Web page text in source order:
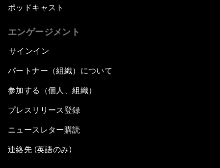
ポッドキャスト
エンゲージメント
サインイン
パートナー（組織）について
参加する（個人、組織）
プレスリリース登録
ニュースレター購読
連絡先 (英語のみ)